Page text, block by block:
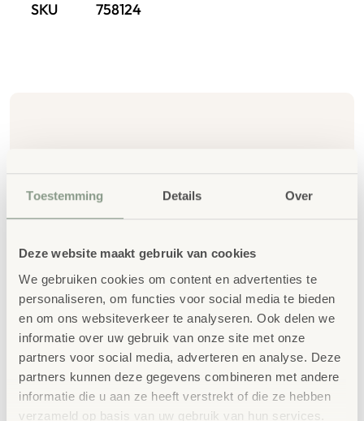
Toestemming Details Over
Deze website maakt gebruik van cookies
We gebruiken cookies om content en advertenties te
personaliseren, om functies voor social media te bieden
en om ons websiteverkeer te analyseren. Ook delen we
informatie over uw gebruik van onze site met onze
partners voor social media, adverteren en analyse. Deze
partners kunnen deze gegevens combineren met andere
informatie die u aan ze heeft verstrekt of die ze hebben
verzameld op basis van uw gebruik van hun services.
SKU 758124
Gerelateerde
producten
Sokkel – spoelbak
75×75 cm
Kleine sokkel –
vierkant 50x50cm